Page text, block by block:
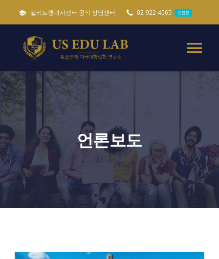
너
뛰
기
엘리트랭귀지센터 공식 상담센터 02-922-4565 모집중
미국유학준비 가이드 필독
토플면제 미국대학입학
특별 미국유학준비
캐나다 세네카대학교
언론보도